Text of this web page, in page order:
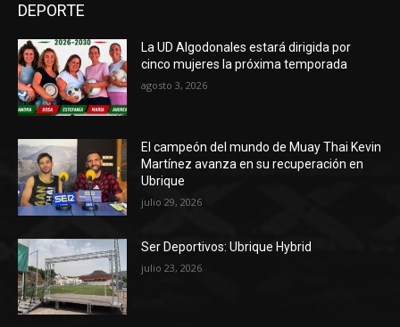
DEPORTE
La UD Algodonales estará dirigida por
cinco mujeres la próxima temporada
agosto 3, 2026
El campeón del mundo de Muay Thai Kevin
Martínez avanza en su recuperación en
Ubrique
julio 29, 2026
Ser Deportivos: Ubrique Hybrid
julio 23, 2026